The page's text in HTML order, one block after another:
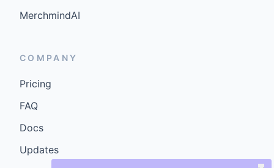
MerchmindAI
COMPANY
Pricing
FAQ
Docs
Updates